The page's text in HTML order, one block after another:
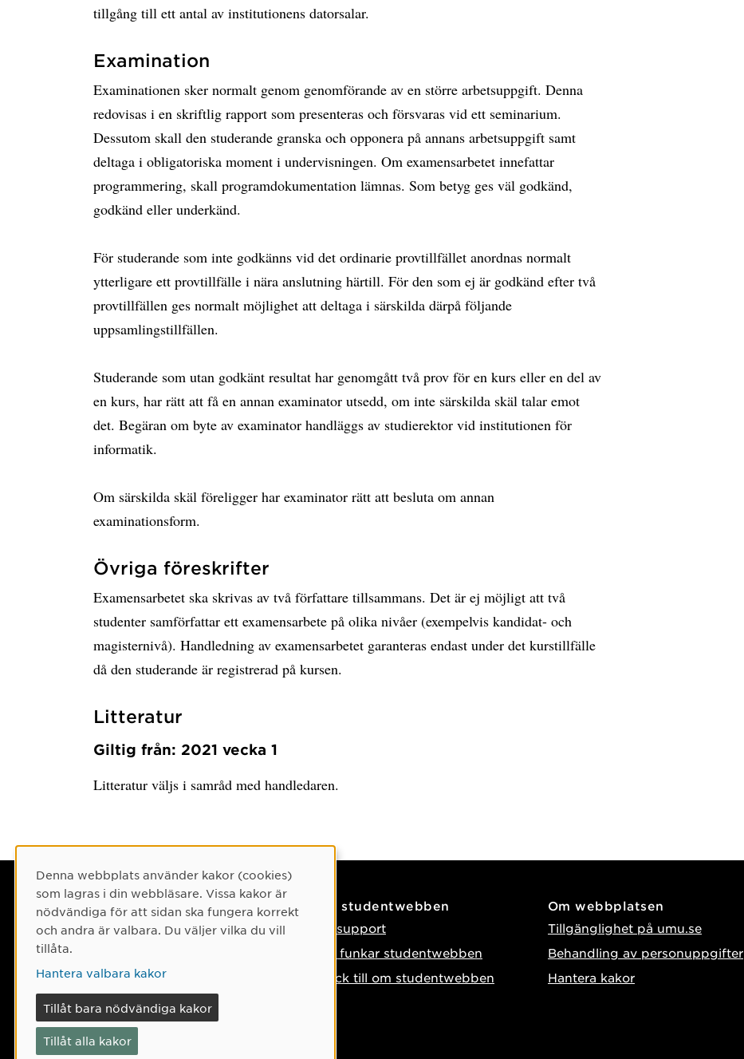
tillgång till ett antal av institutionens datorsalar.
Examination
Examinationen sker normalt genom genomförande av en större arbetsuppgift. Denna
redovisas i en skriftlig rapport som presenteras och försvaras vid ett seminarium.
Dessutom skall den studerande granska och opponera på annans arbetsuppgift samt
deltaga i obligatoriska moment i undervisningen. Om examensarbetet innefattar
programmering, skall programdokumentation lämnas. Som betyg ges väl godkänd,
godkänd eller underkänd.
För studerande som inte godkänns vid det ordinarie provtillfället anordnas normalt
ytterligare ett provtillfälle i nära anslutning härtill. För den som ej är godkänd efter två
provtillfällen ges normalt möjlighet att deltaga i särskilda därpå följande
uppsamlingstillfällen.
Studerande som utan godkänt resultat har genomgått två prov för en kurs eller en del av
en kurs, har rätt att få en annan examinator utsedd, om inte särskilda skäl talar emot
det. Begäran om byte av examinator handläggs av studierektor vid institutionen för
informatik.
Om särskilda skäl föreligger har examinator rätt att besluta om annan
examinationsform.
Övriga föreskrifter
Examensarbetet ska skrivas av två författare tillsammans. Det är ej möjligt att två
studenter samförfattar ett examensarbete på olika nivåer (exempelvis kandidat- och
magisternivå). Handledning av examensarbetet garanteras endast under det kurstillfälle
då den studerande är registrerad på kursen.
Litteratur
Giltig från: 2021 vecka 1
Litteratur väljs i samråd med handledaren.
Kontaktuppgifter
Kontakta oss
Hitta till oss
Om något händer
På studentwebben
IT-support
Så funkar studentwebben
Tyck till om studentwebben
Om webbplatsen
Tillgänglighet på umu.se
Behandling av personuppgifter
Hantera kakor
Cookie-samtycke
Denna webbplats använder kakor (cookies)
som lagras i din webbläsare. Vissa kakor är
nödvändiga för att sidan ska fungera korrekt
och andra är valbara. Du väljer vilka du vill
tillåta.
Hantera valbara kakor
Tillåt bara nödvändiga kakor
Tillåt alla kakor